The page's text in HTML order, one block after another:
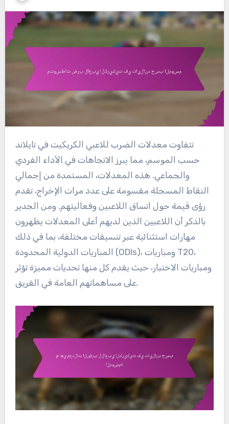
تتفاوت معدلات الضرب للاعبي الكريكيت في تايلاند
حسب الموسم، مما يبرز الاتجاهات في الأداء الفردي
والجماعي. هذه المعدلات، المستمدة من إجمالي
النقاط المسجلة مقسومة على عدد مرات الإخراج، تقدم
رؤى قيمة حول اتساق اللاعبين وفعاليتهم. ومن الجدير
بالذكر أن اللاعبين الذين لديهم أعلى المعدلات يظهرون
مهارات استثنائية عبر تنسيقات مختلفة، بما في ذلك
المباريات الدولية المحدودة (ODIs)، ومباريات T20،
ومباريات الاختبار، حيث يقدم كل منها تحديات مميزة تؤثر
على مساهماتهم العامة في الفريق.